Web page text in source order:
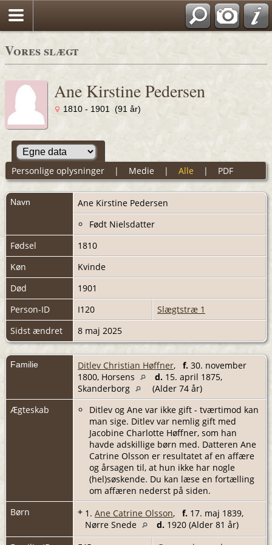
Vores slægt
Ane Kirstine Pedersen
1810 - 1901 (91 år)
Personlige oplysninger| Medie | Alle | PDF
Navn Ane Kirstine Pedersen
Født Nielsdatter
Fødsel
1810
Køn
Kvinde
Død
1901
Person-ID
I120
Slægtstræ 1
Sidst ændret
8 maj 2025
Familie Ditlev Christian Høffner, f. 30. november
1800, Horsens
d. 15. april 1875,
Skanderborg
(Alder 74 år)
Ægteskab
Ditlev og Ane var ikke gift - tværtimod kan
man sige. Ditlev var nemlig gift med
Jacobine Charlotte Høffner, som han
havde adskillige børn med. Datteren Ane
Catrine Olsson er resultatet af en affære
og årsagen til, at hun ikke har nogle
(hel)søskende. Du kan læse en fortælling
om affæren nederst på siden.
Børn
+ 1. Ane Catrine Olsson, f. 17. maj 1839,
Nørre Snede
d. 1920 (Alder 81 år)